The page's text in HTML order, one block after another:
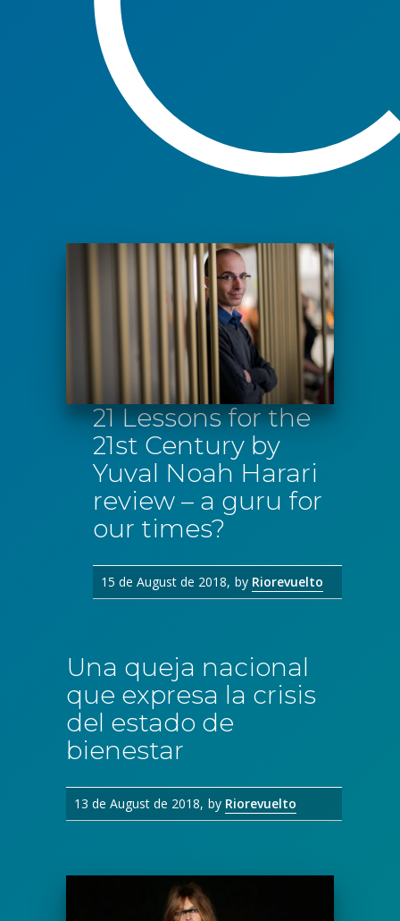
21 Lessons for the
21st Century by
Yuval Noah Harari
review – a guru for
our times?
15 de August de 2018 by Riorevuelto
Una queja nacional
que expresa la crisis
del estado de
bienestar
13 de August de 2018 by Riorevuelto